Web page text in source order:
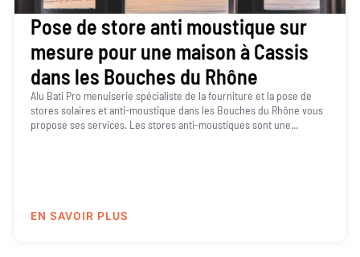
Pose de store anti moustique sur
mesure pour une maison à Cassis
dans les Bouches du Rhône
Alu Bati Pro menuiserie spécialiste de la fourniture et la pose de
stores solaires et anti-moustique dans les Bouches du Rhône vous
propose ses services. Les stores anti-moustiques sont une...
EN SAVOIR PLUS